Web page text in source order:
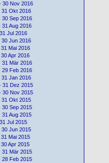
30 Nov 2016
31 Okt 2016
30 Sep 2016
31 Aug 2016
Jul 2016
30 Jun 2016
Mai 2016
Apr 2016
31 Mär 2016
29 Feb 2016
31 Jan 2016
31 Dez 2015
30 Nov 2015
31 Okt 2015
30 Sep 2015
31 Aug 2015
Jul 2015
30 Jun 2015
Mai 2015
Apr 2015
31 Mär 2015
28 Feb 2015